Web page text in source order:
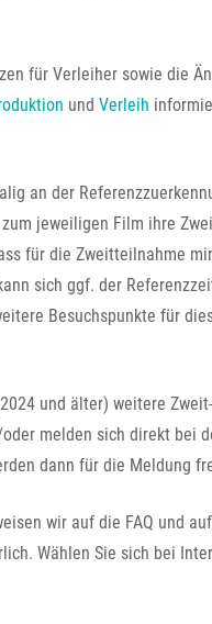
für Verleiher sowie die
und Verleih
an der
jeweiligen Film ihre
für die Zweitteilnahme
sich ggf. der
Besuchspunkte für
und älter) weitere
melden sich direkt bei
dann für die Meldung
wir auf die FAQ und
Wählen Sie sich bei